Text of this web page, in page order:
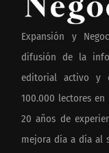
Expansión y
difusión de la
editorial activo y
100.000 lectores
20 años de
mejora día a día al